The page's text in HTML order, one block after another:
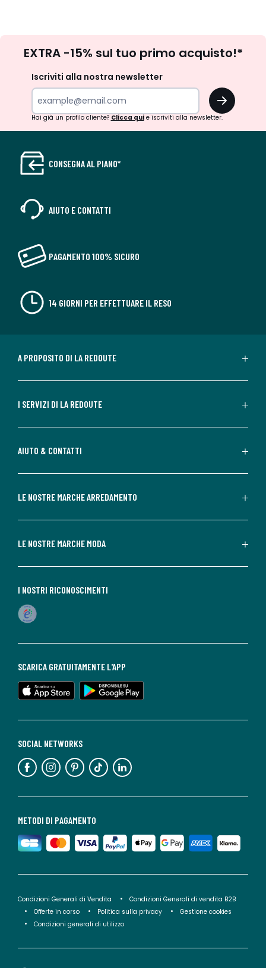
newsletter
EXTRA -15% sul tuo primo acquisto!*
Iscriviti alla nostra newsletter
OK
Hai già un profilo cliente? Clicca quie iscriviti alla newsletter.
CONSEGNA AL PIANO*
AIUTO E CONTATTI
PAGAMENTO 100% SICURO
14 GIORNI PER EFFETTUARE IL RESO
A PROPOSITO DI LA REDOUTE
I SERVIZI DI LA REDOUTE
AIUTO & CONTATTI
LE NOSTRE MARCHE ARREDAMENTO
LE NOSTRE MARCHE MODA
METODI DI PAGAMENTO
SOCIAL NETWORKS
SCARICA GRATUITAMENTE L'APP
I NOSTRI RICONOSCIMENTI
Condizioni Generali di Vendita
Condizioni Generali di vendita B2B
Offerte in corso
Politica sulla privacy
Gestione cookies
Condizioni generali di utilizzo